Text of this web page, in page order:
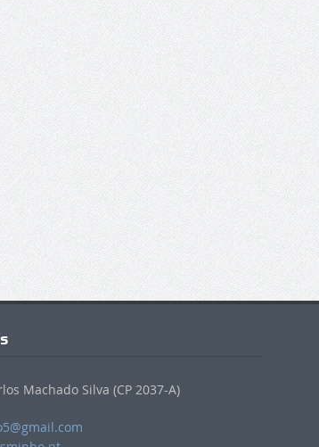
Machado Silva (CP 2037-A)